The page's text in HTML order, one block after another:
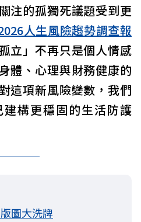
注的孤獨死議題受到更
人生風險趨勢調查報
立」不再只是個人情感
體、心理與財務健康的
這項新風險變數，我們
構更穩固的生活防護
圖大洗牌